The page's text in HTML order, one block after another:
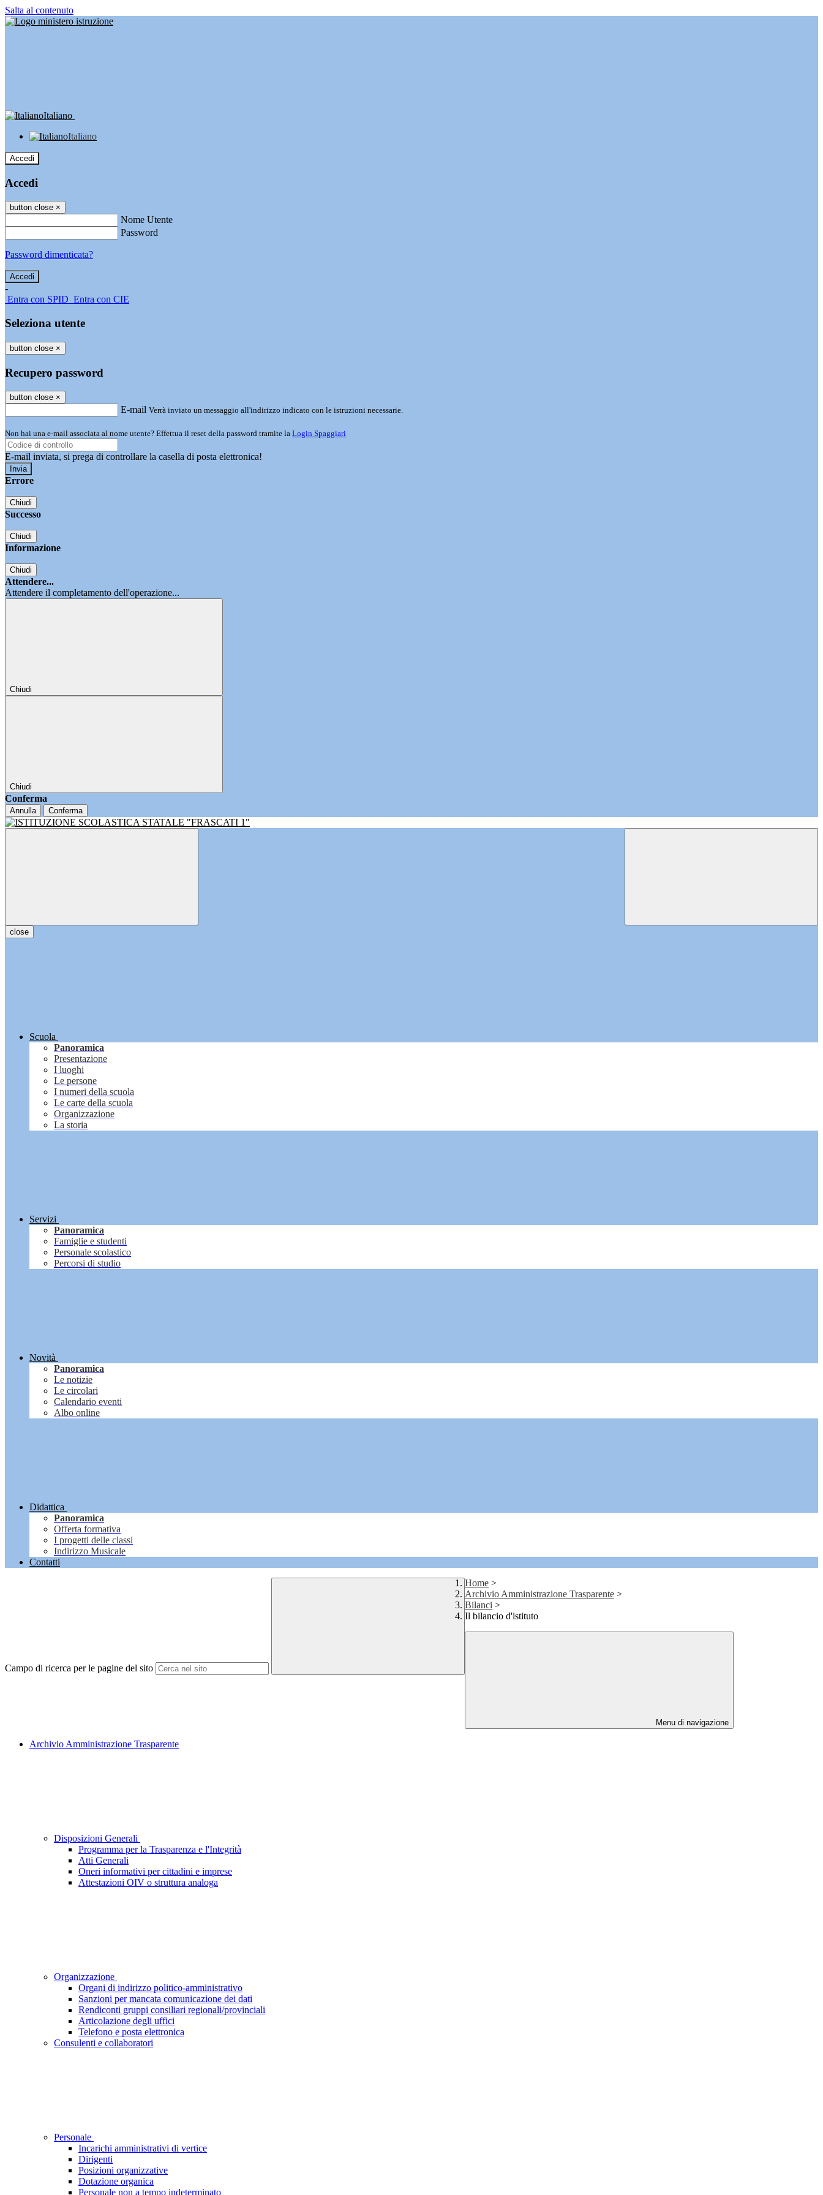
Salta al contenuto
Italiano
Italiano
Accedi
Accedi
button close ×
Nome Utente
Password
Password dimenticata?
-
Entra con SPID Entra con CIE
Seleziona utente
button close ×
Recupero password
button close ×
E-mail Verrà inviato un messaggio all'indirizzo indicato con le istruzioni necessarie.
Non hai una e-mail associata al nome utente? Effettua il reset della password tramite la Login Spaggiari
E-mail inviata, si prega di controllare la casella di posta elettronica!
Errore
Chiudi
Successo
Chiudi
Informazione
Chiudi
Attendere...
Attendere il completamento dell'operazione...
Chiudi
Chiudi
Conferma
Annulla Conferma
close
Scuola
Panoramica
Presentazione
I luoghi
Le persone
I numeri della scuola
Le carte della scuola
Organizzazione
La storia
Servizi
Panoramica
Famiglie e studenti
Personale scolastico
Percorsi di studio
Novità
Panoramica
Le notizie
Le circolari
Calendario eventi
Albo online
Didattica
Panoramica
Offerta formativa
I progetti delle classi
Indirizzo Musicale
Contatti
Campo di ricerca per le pagine del sito
Home >
Archivio Amministrazione Trasparente >
Bilanci >
Il bilancio d'istituto
Menu di navigazione
Archivio Amministrazione Trasparente
Disposizioni Generali
Programma per la Trasparenza e l'Integrità
Atti Generali
Oneri informativi per cittadini e imprese
Attestazioni OIV o struttura analoga
Organizzazione
Organi di indirizzo politico-amministrativo
Sanzioni per mancata comunicazione dei dati
Rendiconti gruppi consiliari regionali/provinciali
Articolazione degli uffici
Telefono e posta elettronica
Consulenti e collaboratori
Personale
Incarichi amministrativi di vertice
Dirigenti
Posizioni organizzative
Dotazione organica
Personale non a tempo indeterminato